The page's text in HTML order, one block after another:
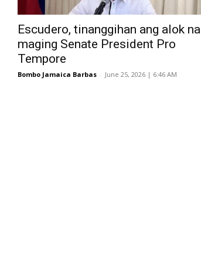
Escudero, tinanggihan ang alok na
maging Senate President Pro
Tempore
Bombo Jamaica Barbas - June 25, 2026 | 6:46 AM